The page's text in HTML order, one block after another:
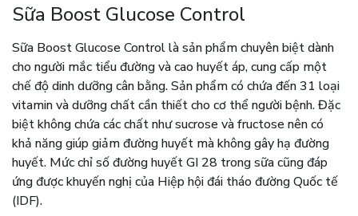
Sữa Boost Glucose Control
Sữa Boost Glucose Control là sản phẩm chuyên biệt dành
cho người mắc tiểu đường và cao huyết áp, cung cấp một
chế độ dinh dưỡng cân bằng. Sản phẩm có chứa đến 31 loại
vitamin và dưỡng chất cần thiết cho cơ thể người bệnh. Đặc
biệt không chứa các chất như sucrose và fructose nên có
khả năng giúp giảm đường huyết mà không gây hạ đường
huyết. Mức chỉ số đường huyết GI 28 trong sữa cũng đáp
ứng được khuyến nghị của Hiệp hội đái tháo đường Quốc tế
(IDF).